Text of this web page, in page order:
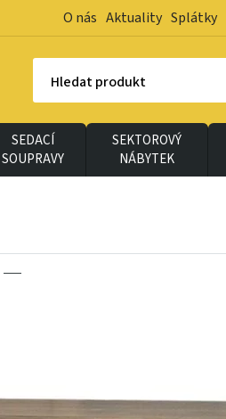
O nás Aktuality Splátky
Hledat produkt
SEDACÍ
SOUPRAVY
SEKTOROVÝ
NÁBYTEK